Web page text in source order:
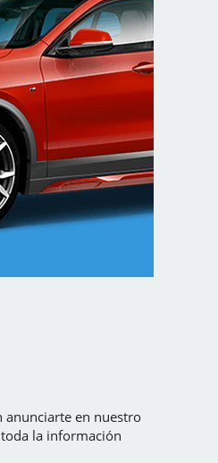
anunciarte en nuestro
la información